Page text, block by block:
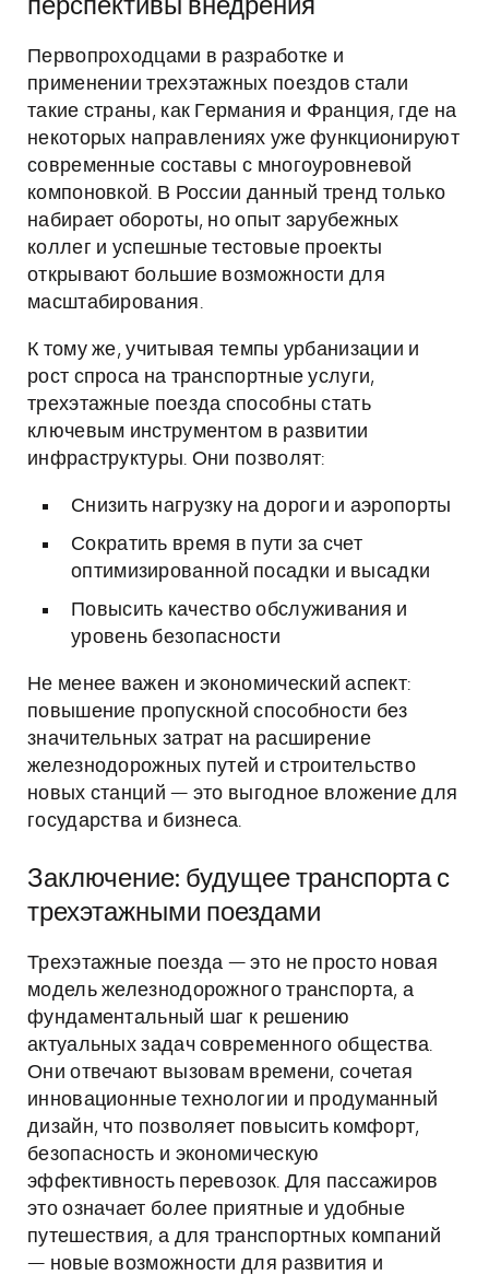
перспективы внедрения
Первопроходцами в разработке и
применении трехэтажных поездов стали
такие страны, как Германия и Франция, где на
некоторых направлениях уже функционируют
современные составы с многоуровневой
компоновкой. В России данный тренд только
набирает обороты, но опыт зарубежных
коллег и успешные тестовые проекты
открывают большие возможности для
масштабирования.
К тому же, учитывая темпы урбанизации и
рост спроса на транспортные услуги,
трехэтажные поезда способны стать
ключевым инструментом в развитии
инфраструктуры. Они позволят:
Снизить нагрузку на дороги и аэропорты
Сократить время в пути за счет
оптимизированной посадки и высадки
Повысить качество обслуживания и
уровень безопасности
Не менее важен и экономический аспект:
повышение пропускной способности без
значительных затрат на расширение
железнодорожных путей и строительство
новых станций — это выгодное вложение для
государства и бизнеса.
Заключение: будущее транспорта с
трехэтажными поездами
Трехэтажные поезда — это не просто новая
модель железнодорожного транспорта, а
фундаментальный шаг к решению
актуальных задач современного общества.
Они отвечают вызовам времени, сочетая
инновационные технологии и продуманный
дизайн, что позволяет повысить комфорт,
безопасность и экономическую
эффективность перевозок. Для пассажиров
это означает более приятные и удобные
путешествия, а для транспортных компаний
— новые возможности для развития и